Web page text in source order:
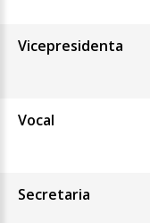
Vicepresidenta
Vocal
Secretaria